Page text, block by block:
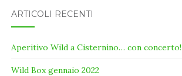
ARTICOLI RECENTI
Aperitivo Wild a Cisternino… con concerto!
Wild Box gennaio 2022